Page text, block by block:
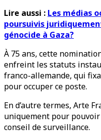
Lire aussi : Les médias
poursuivis
génocide à Gaza?
À 75 ans, cette
enfreint les statuts
franco-allemande, qui
pour occuper ce poste.
En d’autre termes, Arte
uniquement pour
conseil de surveillance.